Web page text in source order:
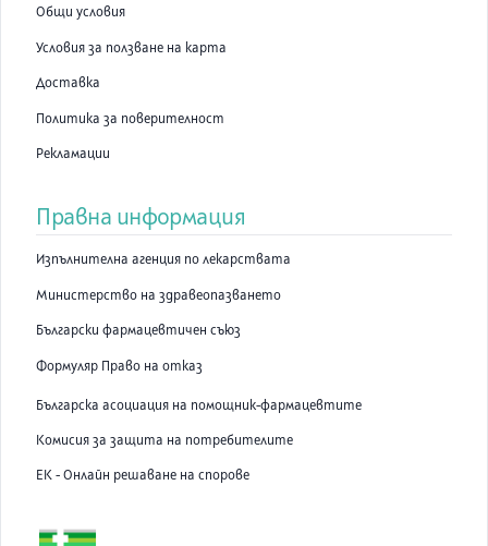
Общи условия
Условия за ползване на карта
Доставка
Политика за поверителност
Рекламации
Правна информация
Изпълнителна агенция по лекарствата
Министерство на здравеопазването
Български фармацевтичен съюз
Формуляр Право на отказ
Българска асоциация на помощник-фармацевтите
Комисия за защита на потребителите
ЕК - Онлайн решаване на спорове